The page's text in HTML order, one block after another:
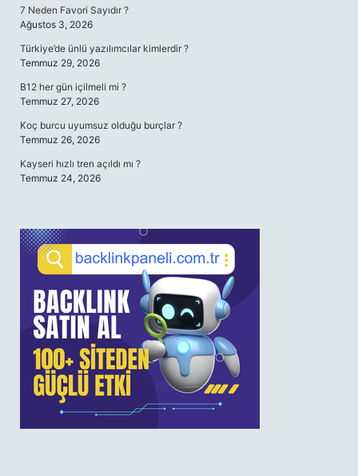
7 Neden Favori Sayıdır ?
Ağustos 3, 2026
Türkiye’de ünlü yazılımcılar kimlerdir ?
Temmuz 29, 2026
B12 her gün içilmeli mi ?
Temmuz 27, 2026
Koç burcu uyumsuz olduğu burçlar ?
Temmuz 26, 2026
Kayseri hızlı tren açıldı mı ?
Temmuz 24, 2026